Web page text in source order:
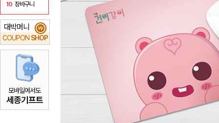
10 장바구니
대박머니
COUPON SHOP
₩
모바일에서도
세종기프트